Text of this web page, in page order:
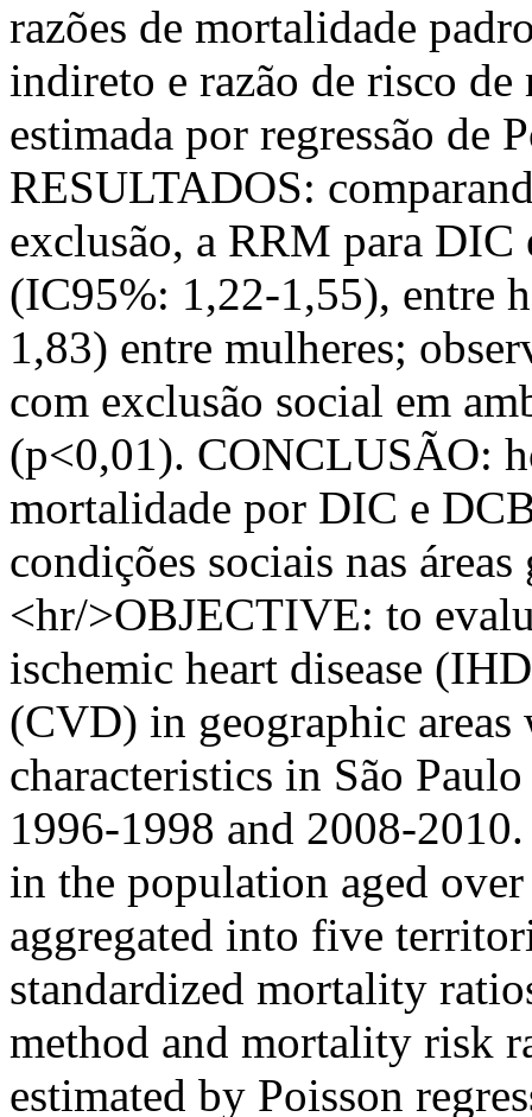
razões de mortalidade
indireto e razão de risco
estimada por regressão de
RESULTADOS:
exclusão, a RRM para
(IC95%: 1,22-1,55), entre
1,83) entre mulheres;
com exclusão social em
(p<0,01). CONCLUSÃO:
mortalidade por DIC e
condições sociais nas
<hr/>OBJECTIVE: to
ischemic heart disease
(CVD) in geographic
characteristics in São
1996-1998 and 2008-
in the population aged
aggregated into five
standardized mortality
method and mortality risk
estimated by Poisson